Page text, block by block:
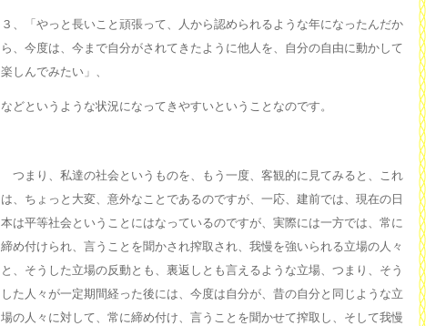
３、「やっと長いこと頑張って、人から認められるような年になったんだか
ら、今度は、今まで自分がされてきたように他人を、自分の自由に動かして
楽しんでみたい」、
などというような状況になってきやすいということなのです。
つまり、私達の社会というものを、もう一度、客観的に見てみると、これ
は、ちょっと大変、意外なことであるのですが、一応、建前では、現在の日
本は平等社会ということにはなっているのですが、実際には一方では、常に
締め付けられ、言うことを聞かされ搾取され、我慢を強いられる立場の人々
と、そうした立場の反動とも、裏返しとも言えるような立場、つまり、そう
した人々が一定期間経った後には、今度は自分が、昔の自分と同じような立
場の人々に対して、常に締め付け、言うことを聞かせて搾取し、そして我慢